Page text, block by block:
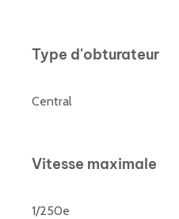
Type d'obturateur
Central
Vitesse maximale
1/250e